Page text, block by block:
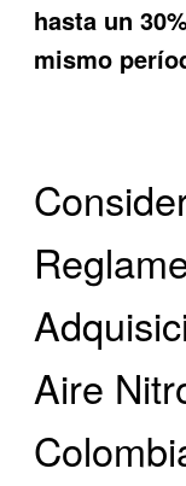
hasta un
mismo
Aire